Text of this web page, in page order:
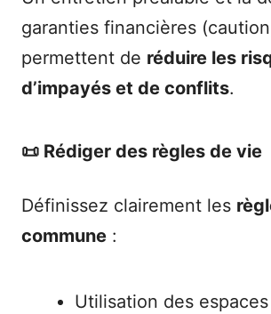
garanties financières
permettent de réduire les
d’impayés et de conflits.
📜 Rédiger des règles de vie
Définissez clairement les
commune :
Utilisation des